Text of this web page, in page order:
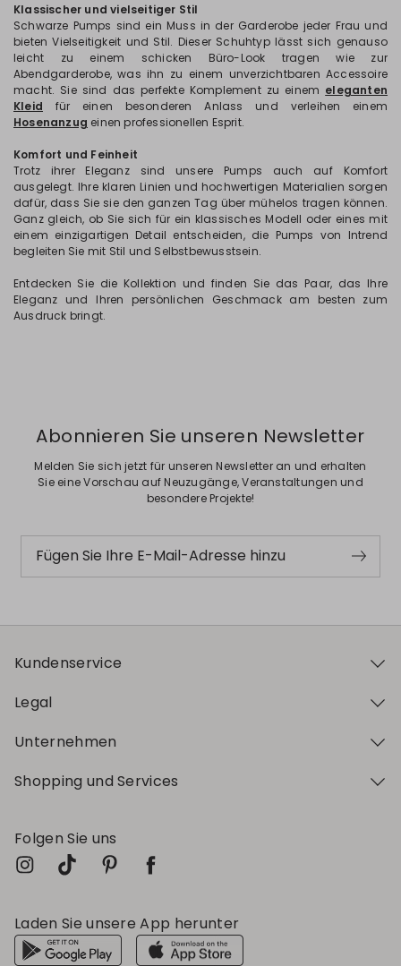
Klassischer und vielseitiger Stil
Schwarze Pumps sind ein Muss in der Garderobe jeder Frau und
bieten Vielseitigkeit und Stil. Dieser Schuhtyp lässt sich genauso
leicht zu einem schicken Büro-Look tragen wie zur
Abendgarderobe, was ihn zu einem unverzichtbaren Accessoire
macht. Sie sind das perfekte Komplement zu einem eleganten
Kleid für einen besonderen Anlass und verleihen einem
Hosenanzug einen professionellen Esprit.
Komfort und Feinheit
Trotz ihrer Eleganz sind unsere Pumps auch auf Komfort
ausgelegt. Ihre klaren Linien und hochwertigen Materialien sorgen
dafür, dass Sie sie den ganzen Tag über mühelos tragen können.
Ganz gleich, ob Sie sich für ein klassisches Modell oder eines mit
einem einzigartigen Detail entscheiden, die Pumps von Intrend
begleiten Sie mit Stil und Selbstbewusstsein.
Entdecken Sie die Kollektion und finden Sie das Paar, das Ihre
Eleganz und Ihren persönlichen Geschmack am besten zum
Ausdruck bringt.
Abonnieren Sie unseren Newsletter
Melden Sie sich jetzt für unseren Newsletter an und erhalten
Sie eine Vorschau auf Neuzugänge, Veranstaltungen und
besondere Projekte!
Fügen Sie Ihre E-Mail-Adresse hinzu
Kundenservice
Legal
Unternehmen
Shopping und Services
Folgen Sie uns
Laden Sie unsere App herunter